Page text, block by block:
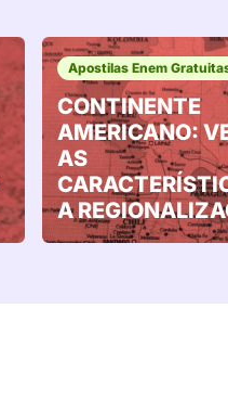
Apostilas Enem
CONTINENTE
AMERICANO:
AS
A